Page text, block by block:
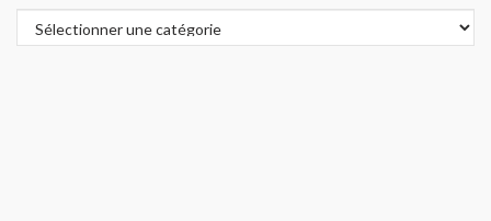
Tous les articles :